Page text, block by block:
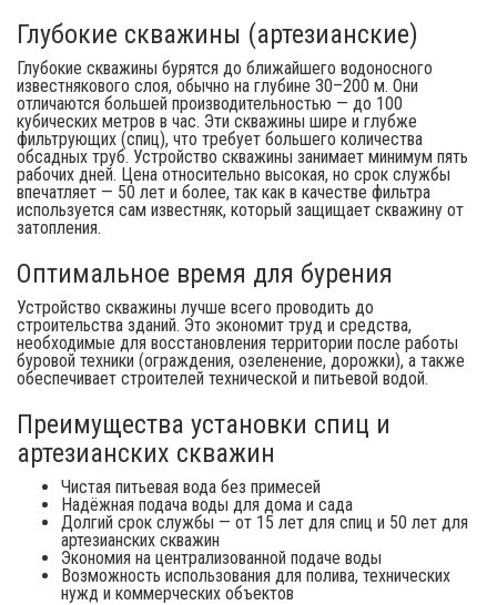
Глубокие скважины (артезианские)
Глубокие скважины бурятся до ближайшего водоносного
известнякового слоя, обычно на глубине 30–200 м. Они
отличаются большей производительностью — до 100
кубических метров в час. Эти скважины шире и глубже
фильтрующих (спиц), что требует большего количества
обсадных труб. Устройство скважины занимает минимум пять
рабочих дней. Цена относительно высокая, но срок службы
впечатляет — 50 лет и более, так как в качестве фильтра
используется сам известняк, который защищает скважину от
затопления.
Оптимальное время для бурения
Устройство скважины лучше всего проводить до
строительства зданий. Это экономит труд и средства,
необходимые для восстановления территории после работы
буровой техники (ограждения, озеленение, дорожки), а также
обеспечивает строителей технической и питьевой водой.
Преимущества установки спиц и
артезианских скважин
Чистая питьевая вода без примесей
Надёжная подача воды для дома и сада
Долгий срок службы — от 15 лет для спиц и 50 лет для
артезианских скважин
Экономия на централизованной подаче воды
Возможность использования для полива, технических
нужд и коммерческих объектов